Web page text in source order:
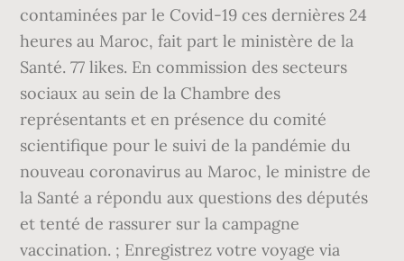
contaminées par le Covid-19 ces dernières 24
heures au Maroc, fait part le ministère de la
Santé. 77 likes. En commission des secteurs
sociaux au sein de la Chambre des
représentants et en présence du comité
scientifique pour le suivi de la pandémie du
nouveau coronavirus au Maroc, le ministre de
la Santé a répondu aux questions des députés
et tenté de rassurer sur la campagne
vaccination. ; Enregistrez votre voyage via